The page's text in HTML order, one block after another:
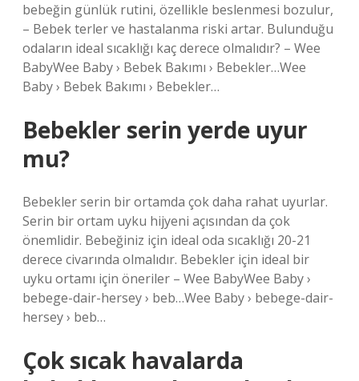
bebeğin günlük rutini, özellikle beslenmesi bozulur,
– Bebek terler ve hastalanma riski artar. Bulunduğu
odaların ideal sıcaklığı kaç derece olmalıdır? – Wee
BabyWee Baby › Bebek Bakımı › Bebekler…Wee
Baby › Bebek Bakımı › Bebekler…
Bebekler serin yerde uyur
mu?
Bebekler serin bir ortamda çok daha rahat uyurlar.
Serin bir ortam uyku hijyeni açısından da çok
önemlidir. Bebeğiniz için ideal oda sıcaklığı 20-21
derece civarında olmalıdır. Bebekler için ideal bir
uyku ortamı için öneriler – Wee BabyWee Baby ›
bebege-dair-hersey › beb…Wee Baby › bebege-dair-
hersey › beb…
Çok sıcak havalarda